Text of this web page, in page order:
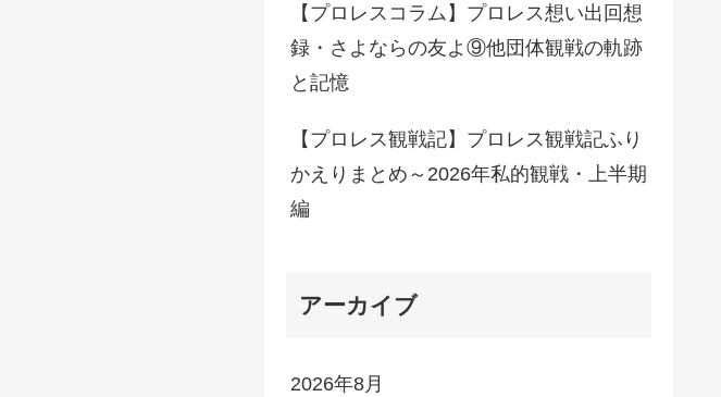
【プロレスコラム】プロレス想い出回想
録・さよならの友よ⑨他団体観戦の軌跡
と記憶
【プロレス観戦記】プロレス観戦記ふり
かえりまとめ～2026年私的観戦・上半期
編
アーカイブ
2026年8月